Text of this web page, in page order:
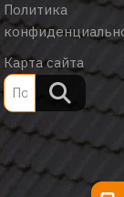
Политика
Карта сайта